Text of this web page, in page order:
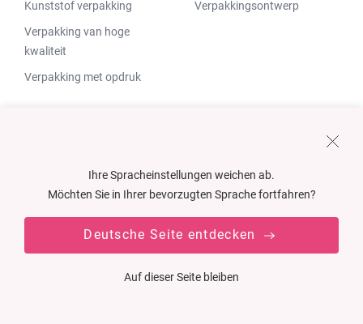
Kunststof verpakking
Verpakking van hoge
kwaliteit
Verpakking met opdruk
Verpakkingsontwerp
Verpakkingen voor sieraden
Kartonnen
sieradenverpakking
Munten, medailles &
decoraties
Cosmetica
Ihre Spracheinstellungen weichen ab.
Möchten Sie in Ihrer bevorzugten Sprache fortfahren?
Deutsche Seite entdecken
Auf dieser Seite bleiben